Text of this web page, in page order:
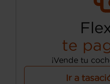
te
¡Vende tu
Ir a